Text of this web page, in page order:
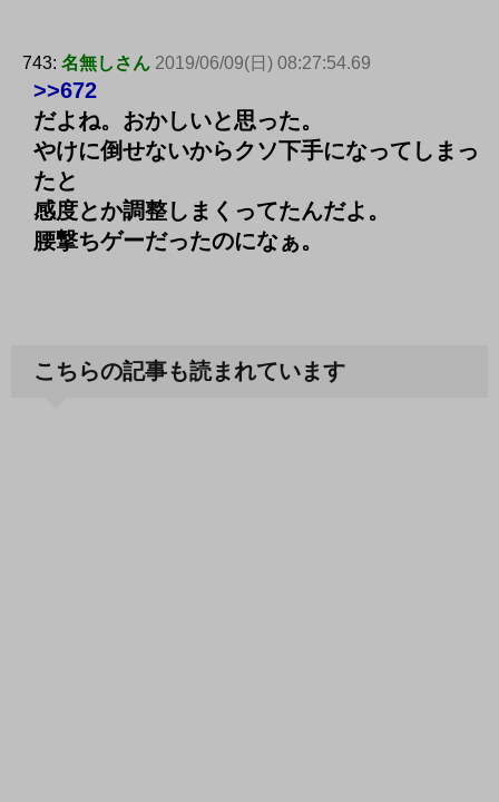
743: 名無しさん 2019/06/09(日) 08:27:54.69
>>672
だよね。おかしいと思った。
やけに倒せないからクソ下手になってしまっ
たと
感度とか調整しまくってたんだよ。
腰撃ちゲーだったのになぁ。
こちらの記事も読まれています